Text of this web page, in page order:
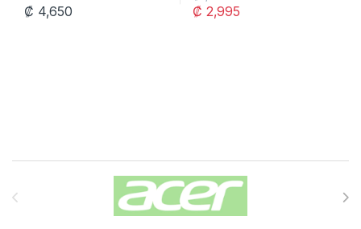
₡ 4,650 ₡ 2,995
Carrusel de Marcas